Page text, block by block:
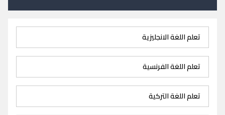
تعلم اللغة الانجليزية
تعلم اللغة الفرنسية
تعلم اللغة التركية